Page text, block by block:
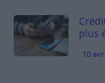
plus
10